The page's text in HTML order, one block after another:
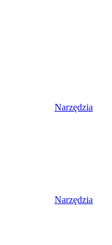
Narzędzia
Narzędzia